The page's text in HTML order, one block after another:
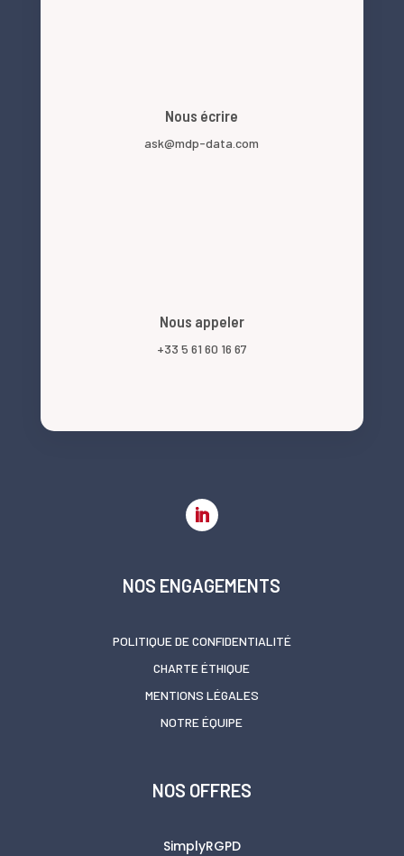
Nous écrire
ask@mdp-data.com
Nous appeler
+33 5 61 60 16 67
NOS ENGAGEMENTS
POLITIQUE DE CONFIDENTIALITÉ
CHARTE ÉTHIQUE
MENTIONS LÉGALES
NOTRE ÉQUIPE
NOS OFFRES
SimplyRGPD